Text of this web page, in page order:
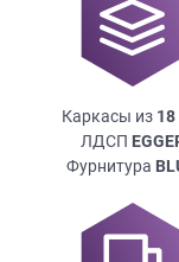
Каркасы из 18
ЛДСП
Фурнитура